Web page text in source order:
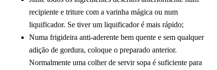
recipiente e triture com a varinha mágica ou num
liquificador. Se tiver um liquificador é mais rápido;
Numa frigideira anti-aderente bem quente e sem qualquer
adição de gordura, coloque o preparado anterior.
Normalmente uma colher de servir sopa é suficiente para